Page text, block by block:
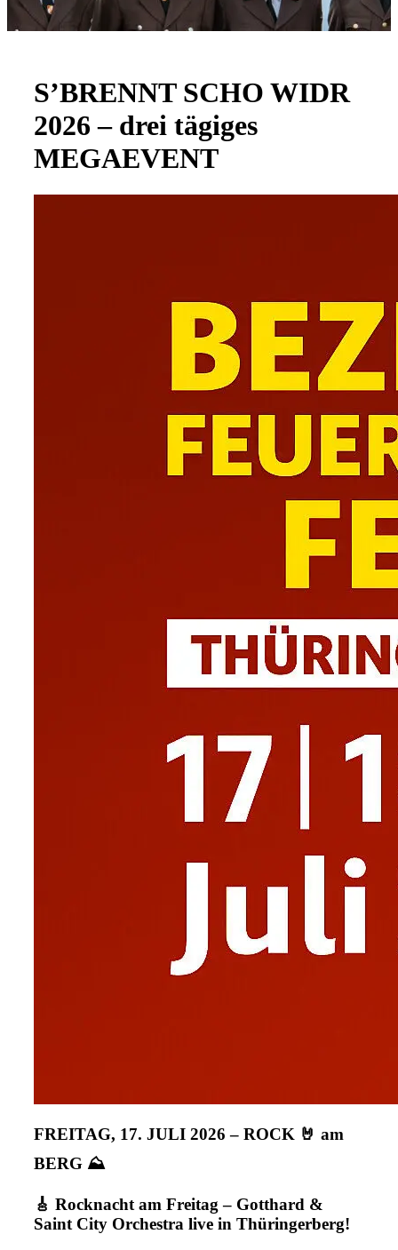
S’BRENNT SCHO WIDR
2026 – drei tägiges
MEGAEVENT
FREITAG, 17. JULI 2026 – ROCK 🤘 am
BERG ⛰️
🎸 Rocknacht am Freitag – Gotthard &
Saint City Orchestra live in Thüringerberg!